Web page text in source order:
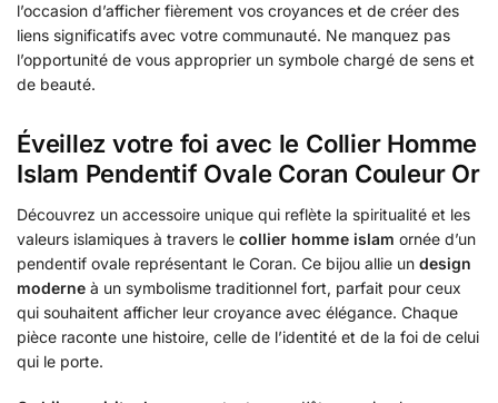
l’occasion d’afficher fièrement vos croyances et de créer des
liens significatifs avec votre communauté. Ne manquez pas
l’opportunité de vous approprier un symbole chargé de sens et
de beauté.
Éveillez votre foi avec le Collier Homme
Islam Pendentif Ovale Coran Couleur Or
Découvrez un accessoire unique qui reflète la spiritualité et les
valeurs islamiques à travers le collier homme islam ornée d’un
pendentif ovale représentant le Coran. Ce bijou allie un design
moderne à un symbolisme traditionnel fort, parfait pour ceux
qui souhaitent afficher leur croyance avec élégance. Chaque
pièce raconte une histoire, celle de l’identité et de la foi de celui
qui le porte.